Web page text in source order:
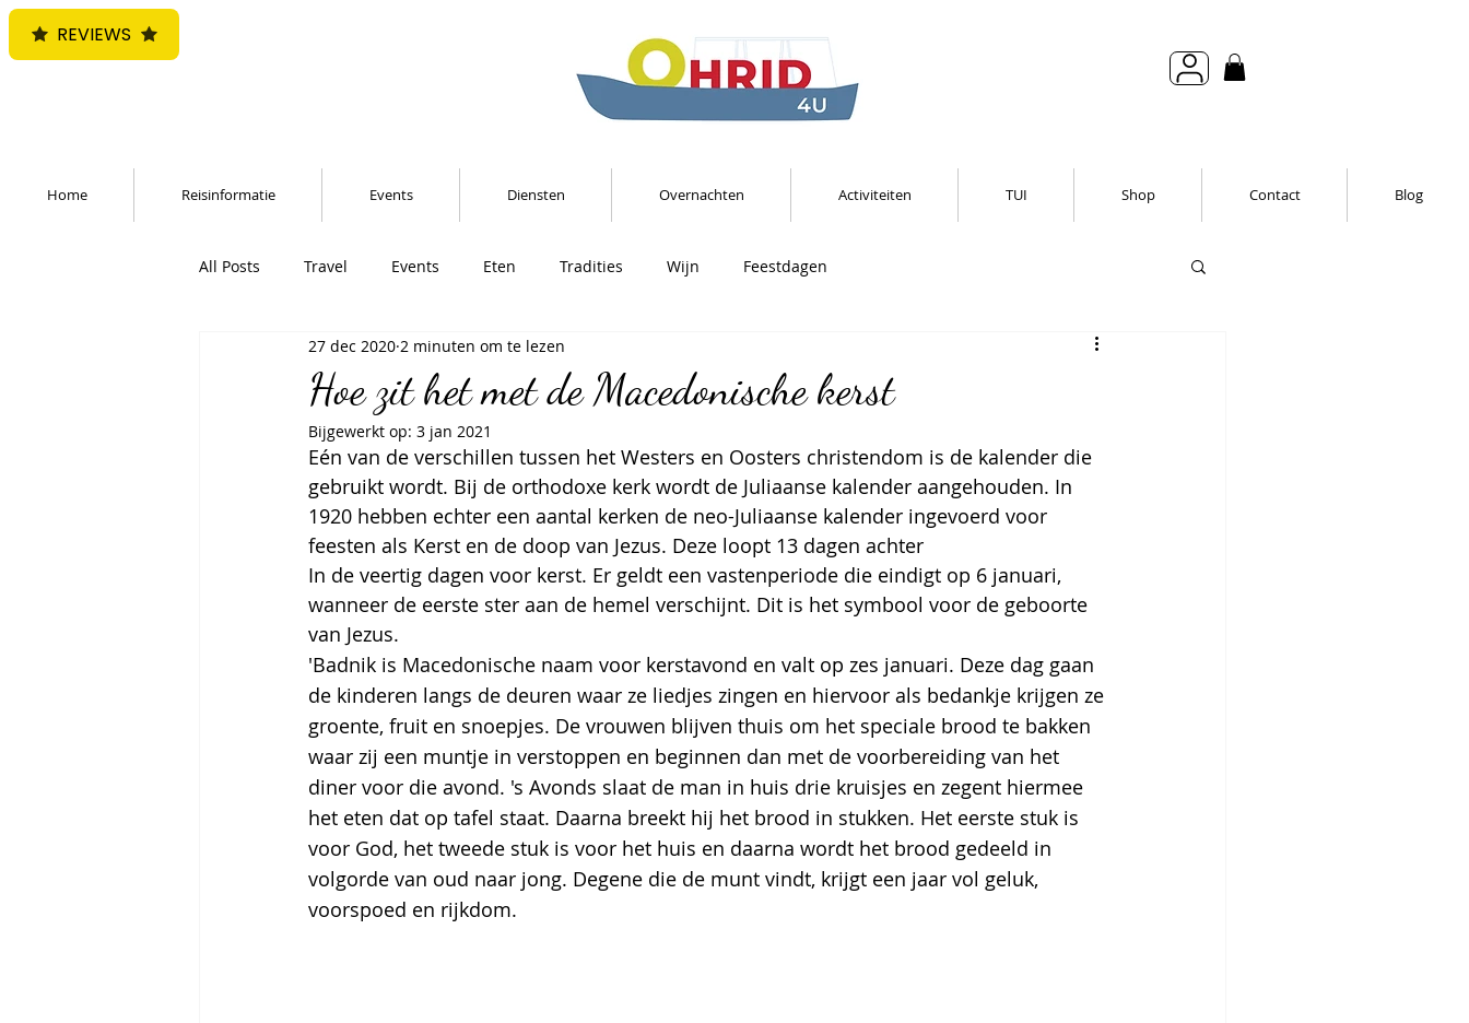
Home Reisinformatie Events Diensten Overnachten Activiteiten TUI Shop Contact Blog
All Posts Travel Events Eten Tradities Wijn Feestdagen
Hoe zit het met de Macedonische kerst
27 dec 2020 2 minuten om te lezen
Bijgewerkt op: 3 jan 2021
Eén van de verschillen tussen het Westers en Oosters christendom is de kalender die
gebruikt wordt. Bij de orthodoxe kerk wordt de Juliaanse kalender aangehouden. In
1920 hebben echter een aantal kerken de neo-Juliaanse kalender ingevoerd voor
feesten als Kerst en de doop van Jezus. Deze loopt 13 dagen achter
In de veertig dagen voor kerst. Er geldt een vastenperiode die eindigt op 6 januari,
wanneer de eerste ster aan de hemel verschijnt. Dit is het symbool voor de geboorte
van Jezus.
'Badnik is Macedonische naam voor kerstavond en valt op zes januari. Deze dag gaan
de kinderen langs de deuren waar ze liedjes zingen en hiervoor als bedankje krijgen ze
groente, fruit en snoepjes. De vrouwen blijven thuis om het speciale brood te bakken
waar zij een muntje in verstoppen en beginnen dan met de voorbereiding van het
diner voor die avond. 's Avonds slaat de man in huis drie kruisjes en zegent hiermee
het eten dat op tafel staat. Daarna breekt hij het brood in stukken. Het eerste stuk is
voor God, het tweede stuk is voor het huis en daarna wordt het brood gedeeld in
volgorde van oud naar jong. Degene die de munt vindt, krijgt een jaar vol geluk,
voorspoed en rijkdom.
REVIEWS